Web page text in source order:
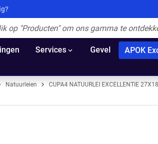
Services Gevel APOK
Natuurleien CUPA4 NATUURLEI EXCELLENTIE 27X18